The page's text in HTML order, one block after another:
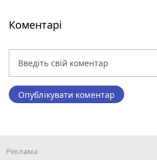
Коментарі
Опублікувати коментар